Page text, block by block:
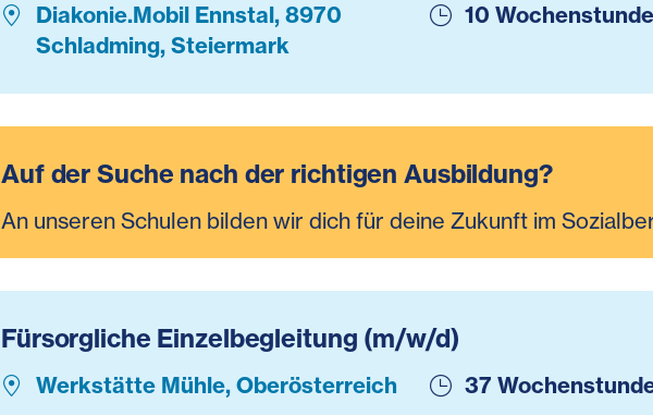
Diakonie.Mobil Ennstal, 8970
Schladming, Steiermark
10
Auf der Suche nach der richtigen Ausbildung?
An unseren Schulen bilden wir dich für deine Zukunft im
Fürsorgliche Einzelbegleitung (m/w/d)
Werkstätte Mühle, Oberösterreich 37